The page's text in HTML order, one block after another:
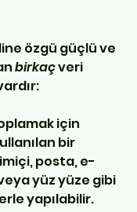
özgü güçlü ve
birkaç veri
için
bir
posta, e-
yüz yüze gibi
yapılabilir.